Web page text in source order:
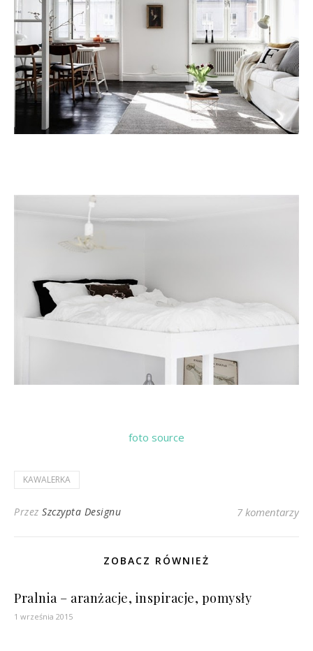
foto source
KAWALERKA
Przez Szczypta Designu 7 komentarzy
ZOBACZ RÓWNIEŻ
Pralnia – aranżacje, inspiracje, pomysły
1 września 2015